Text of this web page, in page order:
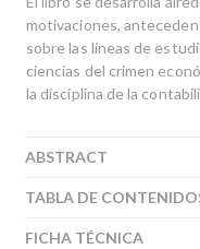
motivaciones,
sobre las líneas de
ciencias del crimen
la disciplina de la
ABSTRACT
TABLA DE
FICHA TÉCNICA